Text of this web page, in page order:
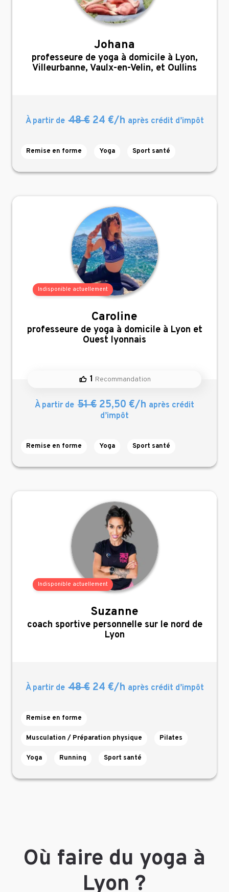
Johana
,
professeure de yoga à domicile à Lyon,
Villeurbanne, Vaulx-en-Velin, et Oullins
À partir de 48 €24 €/h après crédit d’impôt
Remise en forme Yoga Sport santé
Indisponible actuellement
Caroline
,
professeure de yoga à domicile à Lyon et
Ouest lyonnais
1 Recommandation
À partir de 51 € 25,50 €/h après crédit
d’impôt
Remise en forme Yoga Sport santé
Indisponible actuellement
Suzanne
,
coach sportive personnelle sur le nord de
Lyon
À partir de 48 €24 €/h après crédit d’impôt
Remise en forme
Musculation / Préparation physique Pilates
Yoga Running Sport santé
Où faire du yoga à
Lyon ?